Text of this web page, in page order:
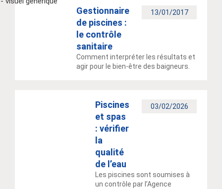
13/01/2017
Gestionnaire
de piscines :
le contrôle
sanitaire
Comment interpréter les résultats et
agir pour le bien-être des baigneurs.
03/02/2026
Piscines
et spas
: vérifier
la
qualité
de l’eau
Les piscines sont soumises à
un contrôle par l’Agence